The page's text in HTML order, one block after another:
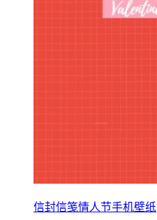
信封信笺情人节手机壁纸